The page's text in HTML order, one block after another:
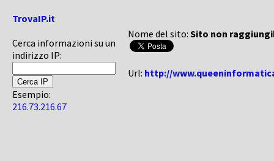
TrovaIP.it
Cerca informazioni su un
indirizzo IP:
Esempio:
216.73.216.67
Nome del sito: Sito non
Url: http://